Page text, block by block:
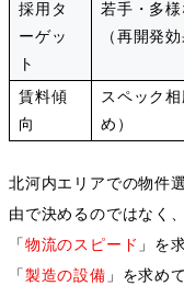
採用タ
ーゲッ
ト
若手・多
（再開発効
賃料傾
向
スペック
め）
北河内エリアでの物件
由で決めるのではなく
「 物流のスピード 」を
「 製造の設備 」を求め